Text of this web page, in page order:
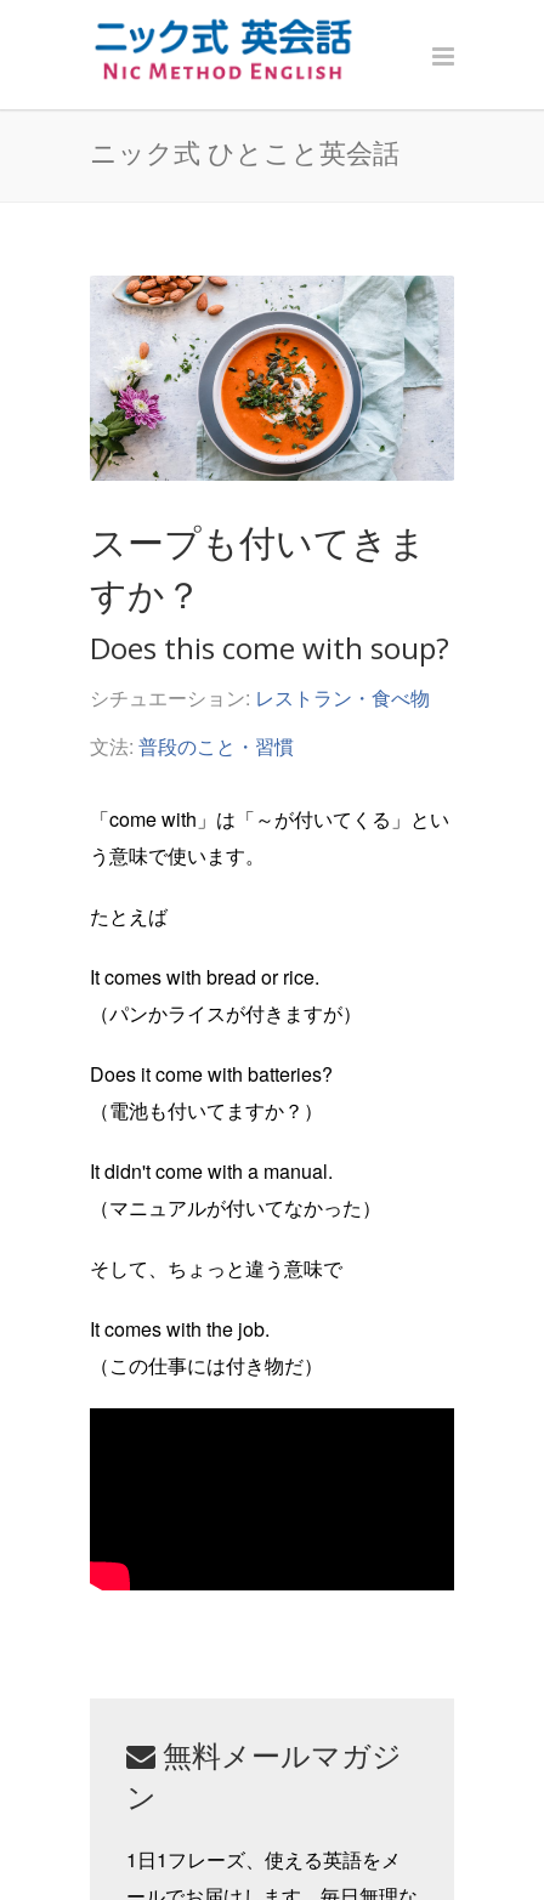
ニック式 ひとこと英会話
スープも付いてきま
すか？
Does this come with soup?
シチュエーション: レストラン・食べ物
文法: 普段のこと・習慣
「come with」は「～が付いてくる」とい
う意味で使います。
たとえば
It comes with bread or rice.
（パンかライスが付きますが）
Does it come with batteries?
（電池も付いてますか？）
It didn't come with a manual.
（マニュアルが付いてなかった）
そして、ちょっと違う意味で
It comes with the job.
（この仕事には付き物だ）
無料メールマガジ
ン
1日1フレーズ、使える英語をメ